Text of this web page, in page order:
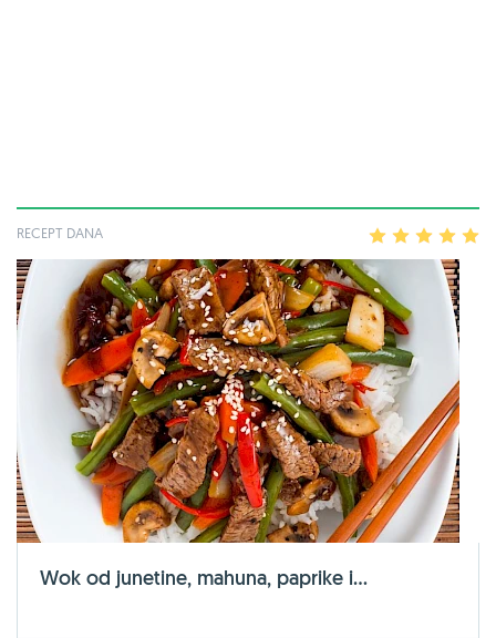
RECEPT DANA 2 3 4
Wok od junetine, mahuna, paprike i...